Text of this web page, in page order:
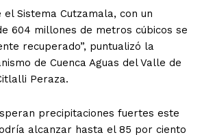
el Sistema Cutzamala, con un
604 millones de metros cúbicos se
recuperado”, puntualizó la
de Cuenca Aguas del Valle de
Peraza.
precipitaciones fuertes este
alcanzar hasta el 85 por ciento